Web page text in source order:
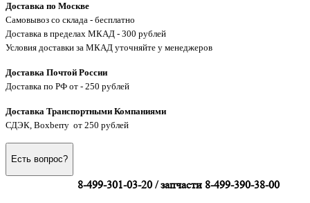
Доставка по Москве
Самовывоз со склада - бесплатно
Доставка в пределах МКАД - 300 рублей
Условия доставки за МКАД уточняйте у менеджеров
Доставка Почтой России
Доставка по РФ от - 250 рублей
Доставка Транспортными Компаниями
СДЭК, Boxberry от 250 рублей
Есть вопрос?
8-499-301-03-20 / запчасти 8-499-390-38-00